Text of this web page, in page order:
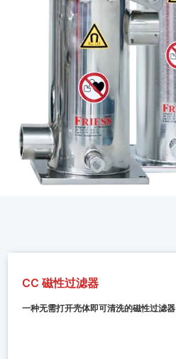
CC 磁性过滤器
一种无需打开壳体即可清洗的磁性过滤器